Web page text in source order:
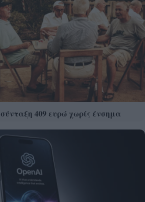
409 ευρώ χωρίς ένσημα